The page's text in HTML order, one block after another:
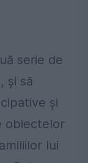
serie de
și să
și
obiectelor
lui